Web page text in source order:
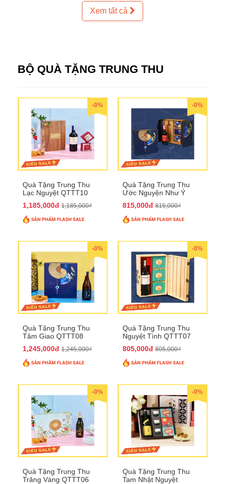
Xem tất cả
BỘ QUÀ TẶNG TRUNG THU
-0%
Quà Tặng Trung Thu
Lạc Nguyệt QTTT10
1,185,000đ 1,185,000₫
-0%
Quà Tặng Trung Thu
Ước Nguyện Như Ý
815,000đ 815,000₫
-0%
Quà Tặng Trung Thu
Tâm Giao QTTT08
1,245,000đ 1,245,000₫
-0%
Quà Tặng Trung Thu
Nguyệt Tình QTTT07
805,000đ 805,000₫
-0%
Quà Tặng Trung Thu
Trăng Vàng QTTT06
-0%
Quà Tặng Trung Thu
Tam Nhật Nguyệt